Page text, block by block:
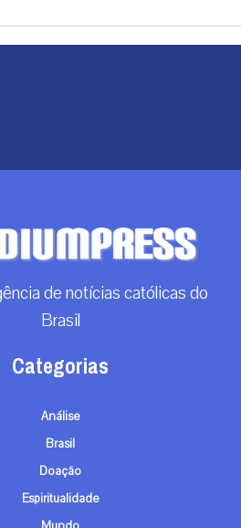
de notícias católicas do
Brasil
Categorias
Análise
Brasil
Doação
Espiritualidade